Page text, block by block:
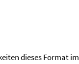
dieses Format im